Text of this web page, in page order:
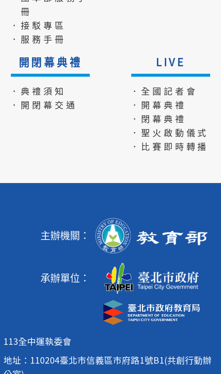
冊
．接駁專區
．服務手冊
開閉幕典禮
．典禮須知
．開閉幕交通
LIVE
．全國記者會
．開幕典禮
．閉幕典禮
．聖火啟動儀式
．比賽即時轉播
主辦機關：
承辦單位：
113全中運執委會
地址：110204臺北市信義區市府路1號B1(共創行動辦